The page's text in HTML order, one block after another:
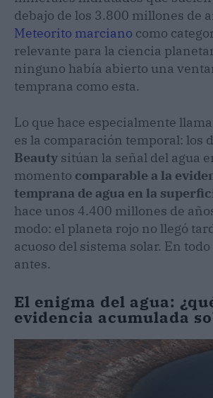
debajo de los 3.800 millones de
Meteorito marciano como
relevante para la ciencia
ninguno había abierto una
temprana como esta.
Lo que hace especialmente
es la comparación temporal: los
Beauty sitúan la señal del agua
momento comparable a la
temprana de agua en la
hace unos 4.400 millones de
modo: el planeta rojo no llegó
acuoso del sistema solar. En todo
antes.
El enigma del agua:
evidencia acumulada